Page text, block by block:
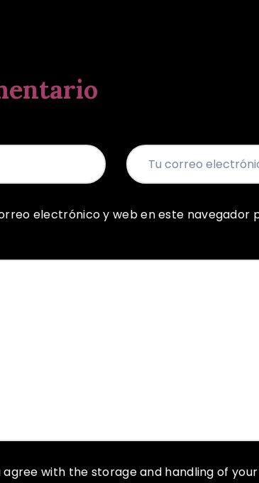
electrónico y web en este navegador
agree with the storage and handling of